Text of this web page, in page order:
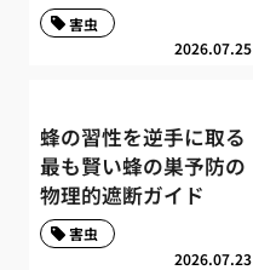
2026.07.25
害虫
蜂の習性を逆手に取る
最も賢い蜂の巣予防の
物理的遮断ガイド
2026.07.23
害虫